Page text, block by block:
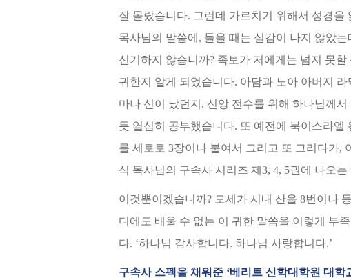
잘 몰랐습니다. 그런데 가르치기 위해서 성경
목사님의 말씀에, 들을 때는 실감이 나지 않았
신기하지 않습니까? 족보가 저에게는 넘지 못
귀한지 알게 되었습니다. 아담과 노아 아버지
마나 신이 났던지. 신앙 전수를 위해 하나님께
듯 열심히 공부했습니다. 또 예전에 북이스라엘
를 세로로 3장이나 붙여서 그리고 또 그리다가,
식 목사님의 구속사 시리즈 제3, 4, 5권에 나오
이것뿐이겠습니까? 모세가 시내 산을 8번이나
디에도 배울 수 없는 이 귀한 말씀을 이렇게 부
다. ‘하나님 감사합니다. 하나님 사랑합니다.’
구속사 스펙을 채워준 ‘베리트 신학대학원 대학